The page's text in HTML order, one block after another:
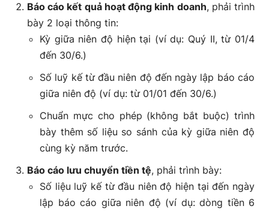
Báo cáo kết quả hoạt động kinh doanh, phải trình
bày 2 loại thông tin:
Kỳ giữa niên độ hiện tại (ví dụ: Quý II, từ 01/4
đến 30/6.)
Số luỹ kế từ đầu niên độ đến ngày lập báo cáo
giữa niên độ (ví dụ: từ 01/01 đến 30/6.)
Chuẩn mực cho phép (không bắt buộc) trình
bày thêm số liệu so sánh của kỳ giữa niên độ
cùng kỳ năm trước.
Báo cáo lưu chuyển tiền tệ, phải trình bày:
Số liệu luỹ kế từ đầu niên độ hiện tại đến ngày
lập báo cáo giữa niên độ (ví dụ: dòng tiền 6